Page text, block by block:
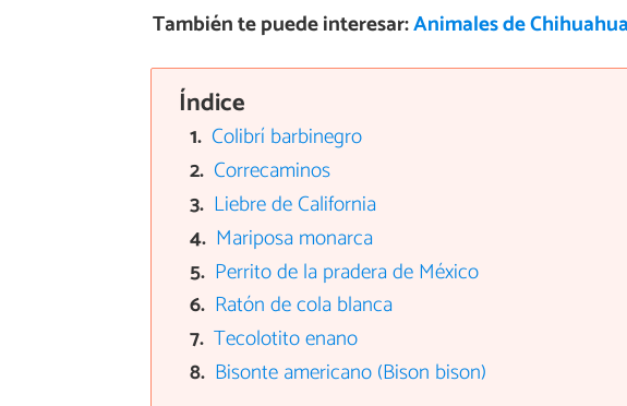
También te puede interesar:Animales de Chihuahua
Índice
Colibrí barbinegro
Correcaminos
Liebre de California
Mariposa monarca
Perrito de la pradera de México
Ratón de cola blanca
Tecolotito enano
Bisonte americano (Bison bison)